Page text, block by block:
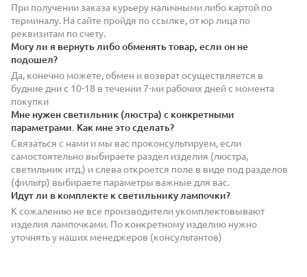
При получении заказа курьеру наличными либо картой по
терминалу. На сайте пройдя по ссылке, от юр лица по
реквизитам по счету.
Могу ли я вернуть либо обменять товар, если он не
подошел?
Да, конечно можете, обмен и возврат осуществляется в
будние дни с 10-18 в течении 7-ми рабочих дней с момента
покупки
Мне нужен светильник (люстра) с конкретными
параметрами. Как мне это сделать?
Связаться с нами и мы вас проконсультируем, если
самостоятельно выбираете раздел изделия (люстра,
светильник итд.) и слева откроется поле в виде под разделов
(фильтр) выбираете параметры важные для вас.
Идут ли в комплекте к светильнику лампочки?
К сожалению не все производители укомплектовывают
изделия лампочками. По конкретному изделию нужно
уточнять у наших менеджеров (консультантов)